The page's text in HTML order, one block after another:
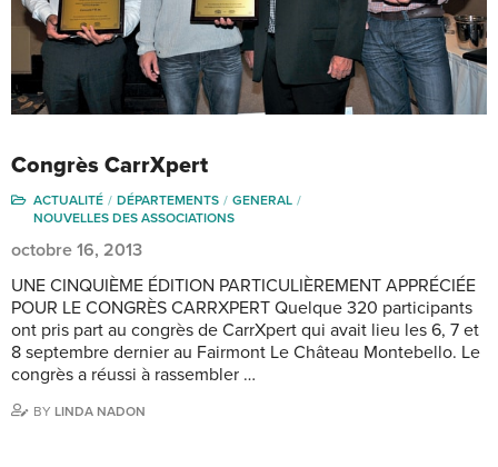
Congrès CarrXpert
ACTUALITÉ DÉPARTEMENTS
GENERAL
NOUVELLES DES ASSOCIATIONS
octobre 16, 2013
UNE CINQUIÈME ÉDITION PARTICULIÈREMENT APPRÉCIÉE
POUR LE CONGRÈS CARRXPERT Quelque 320 participants
ont pris part au congrès de CarrXpert qui avait lieu les 6, 7 et
8 septembre dernier au Fairmont Le Château Montebello. Le
congrès a réussi à rassembler …
BY LINDA NADON